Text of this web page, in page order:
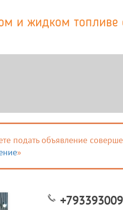
и жидком топливе
подать объявление
»